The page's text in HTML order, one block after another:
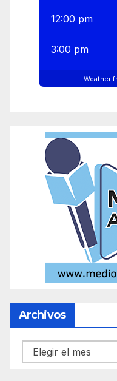
12:00 pm
3:00 pm
Weather
Archivos
Archivos